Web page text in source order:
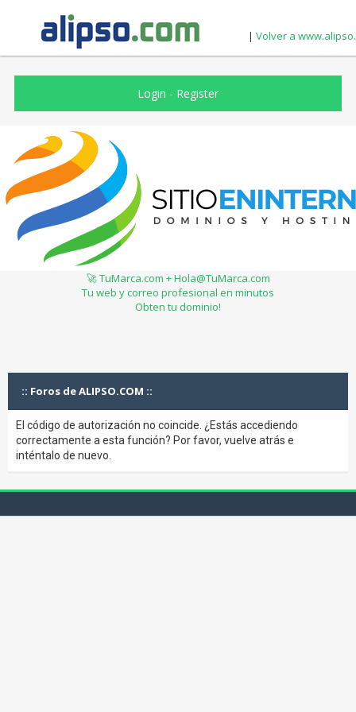
| Volver a
Login - Register
🚀 TuMarca.com + Hola@TuMarca.com
Tu web y correo profesional en minutos
Obten tu dominio!
:: Foros de ALIPSO.COM ::
El código de autorización no coincide. ¿Estás accediendo
correctamente a esta función? Por favor, vuelve atrás e
inténtalo de nuevo.